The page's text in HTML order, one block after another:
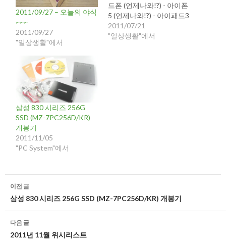
2011/09/27 – 오늘의 야식
~~~
2011/09/27
"일상생활"에서
드폰 (언제나와!?) - 아이폰
5 (언제나와!?) - 아이패드3
(언제나와!?) - 블루투스 미
니키보드 - 보조배터리 -
2011/07/21
"일상생활"에서
삼성 830 시리즈 256G
SSD (MZ-7PC256D/KR)
개봉기
2011/11/05
"PC System"에서
글
네
비
게
이전 글
삼성 830 시리즈 256G SSD (MZ-7PC256D/KR) 개봉기
다음 글
2011년 11월 위시리스트